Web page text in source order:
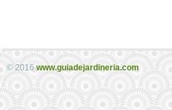
© 2016www.guiadejardineria.com